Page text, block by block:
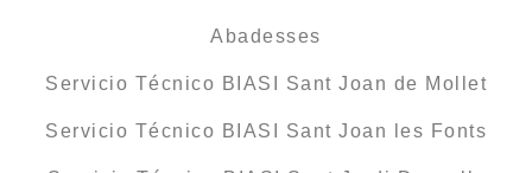
Abadesses
Servicio Técnico BIASI Sant Joan de Mollet
Servicio Técnico BIASI Sant Joan les Fonts